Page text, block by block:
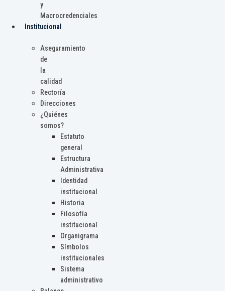
y
Macrocredenciales
Institucional
Aseguramiento
de
la
calidad
Rectoría
Direcciones
¿Quiénes
somos?
Estatuto
general
Estructura
Administrativa
Identidad
institucional
Historia
Filosofía
institucional
Organigrama
Símbolos
institucionales
Sistema
administrativo